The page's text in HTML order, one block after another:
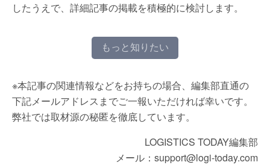
したうえで、詳細記事の掲載を積極的に検討します。
もっと知りたい
※本記事の関連情報などをお持ちの場合、編集部直通の
下記メールアドレスまでご一報いただければ幸いです。
弊社では取材源の秘匿を徹底しています。
LOGISTICS TODAY編集部
メール：support@logi-today.com